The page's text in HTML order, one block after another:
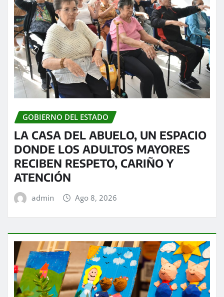
GOBIERNO DEL ESTADO
LA CASA DEL ABUELO, UN ESPACIO
DONDE LOS ADULTOS MAYORES
RECIBEN RESPETO, CARIÑO Y
ATENCIÓN
admin Ago 8, 2026